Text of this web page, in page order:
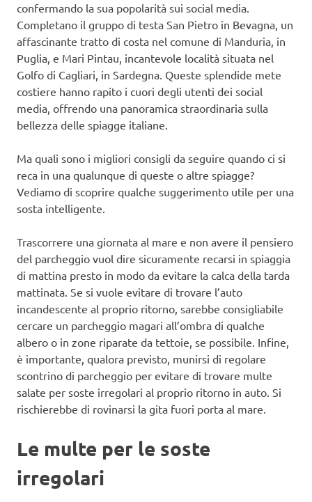
confermando la sua popolarità sui social media.
Completano il gruppo di testa San Pietro in Bevagna, un
affascinante tratto di costa nel comune di Manduria, in
Puglia, e Mari Pintau, incantevole località situata nel
Golfo di Cagliari, in Sardegna. Queste splendide mete
costiere hanno rapito i cuori degli utenti dei social
media, offrendo una panoramica straordinaria sulla
bellezza delle spiagge italiane.
Ma quali sono i migliori consigli da seguire quando ci si
reca in una qualunque di queste o altre spiagge?
Vediamo di scoprire qualche suggerimento utile per una
sosta intelligente.
Trascorrere una giornata al mare e non avere il pensiero
del parcheggio vuol dire sicuramente recarsi in spiaggia
di mattina presto in modo da evitare la calca della tarda
mattinata. Se si vuole evitare di trovare l’auto
incandescente al proprio ritorno, sarebbe consigliabile
cercare un parcheggio magari all’ombra di qualche
albero o in zone riparate da tettoie, se possibile. Infine,
è importante, qualora previsto, munirsi di regolare
scontrino di parcheggio per evitare di trovare multe
salate per soste irregolari al proprio ritorno in auto. Si
rischierebbe di rovinarsi la gita fuori porta al mare.
Le multe per le soste
irregolari